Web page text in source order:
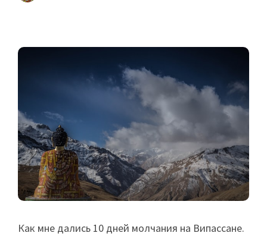
Как мне дались 10 дней молчания на Випассане.